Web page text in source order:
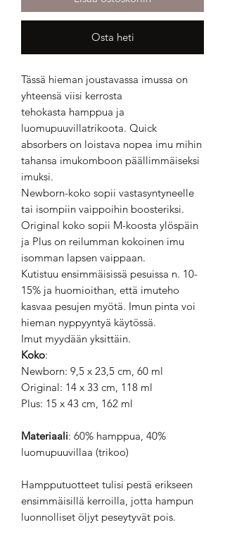
Osta heti
Tässä hieman joustavassa imussa on
yhteensä viisi kerrosta
tehokasta hamppua ja
luomupuuvillatrikoota. Quick
absorbers on loistava nopea imu mihin
tahansa imukomboon päällimmäiseksi
imuksi.
Newborn-koko sopii vastasyntyneelle
tai isompiin vaippoihin boosteriksi.
Original koko sopii M-koosta ylöspäin
ja Plus on reilumman kokoinen imu
isomman lapsen vaippaan.
Kutistuu ensimmäisissä pesuissa n. 10-
15% ja huomioithan, että imuteho
kasvaa pesujen myötä. Imun pinta voi
hieman nyppyyntyä käytössä.
Imut myydään yksittäin.
Koko:
Newborn: 9,5 x 23,5 cm, 60 ml
Original: 14 x 33 cm, 118 ml
Plus: 15 x 43 cm, 162 ml
Materiaali: 60% hamppua, 40%
luomupuuvillaa (trikoo)
Hampputuotteet tulisi pestä erikseen
ensimmäisillä kerroilla, jotta hampun
luonnolliset öljyt peseytyvät pois.